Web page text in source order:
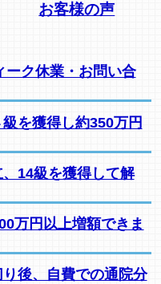
お客様の声
ーク休業・お問い合
を獲得し約350万円
14級を獲得して解
万円以上増額できま
後、自費での通院分